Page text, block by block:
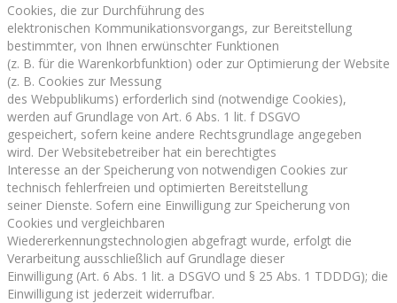
Cookies, die zur Durchführung des
elektronischen Kommunikationsvorgangs, zur Bereitstellung
bestimmter, von Ihnen erwünschter Funktionen
(z. B. für die Warenkorbfunktion) oder zur Optimierung der Website
(z. B. Cookies zur Messung
des Webpublikums) erforderlich sind (notwendige Cookies),
werden auf Grundlage von Art. 6 Abs. 1 lit. f DSGVO
gespeichert, sofern keine andere Rechtsgrundlage angegeben
wird. Der Websitebetreiber hat ein berechtigtes
Interesse an der Speicherung von notwendigen Cookies zur
technisch fehlerfreien und optimierten Bereitstellung
seiner Dienste. Sofern eine Einwilligung zur Speicherung von
Cookies und vergleichbaren
Wiedererkennungstechnologien abgefragt wurde, erfolgt die
Verarbeitung ausschließlich auf Grundlage dieser
Einwilligung (Art. 6 Abs. 1 lit. a DSGVO und § 25 Abs. 1 TDDDG); die
Einwilligung ist jederzeit widerrufbar.